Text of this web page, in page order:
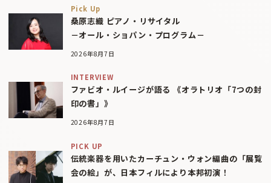
Pick Up
桑原志織 ピアノ・リサイタル
－オール・ショパン・プログラム－
2026年8月7日
INTERVIEW
ファビオ・ルイージが語る 《オラトリオ「7つの封
印の書」》
2026年8月7日
PICK UP
伝統楽器を用いたカーチュン・ウォン編曲の「展覧
会の絵」が、日本フィルにより本邦初演！